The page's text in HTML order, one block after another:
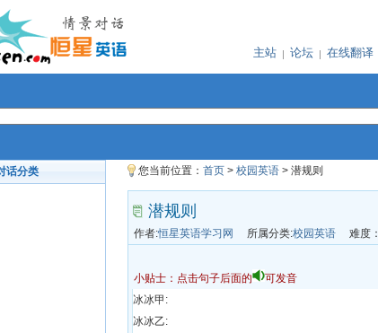
主站 论坛 在线翻译
话分类
您当前位置： 首页 > 校园英语 > 潜规则
潜规则
作者:恒星英语学习网 所属分类:校园英语
难度：
小贴士：点击句子后面的
可发音
冰冰甲:
冰冰乙: